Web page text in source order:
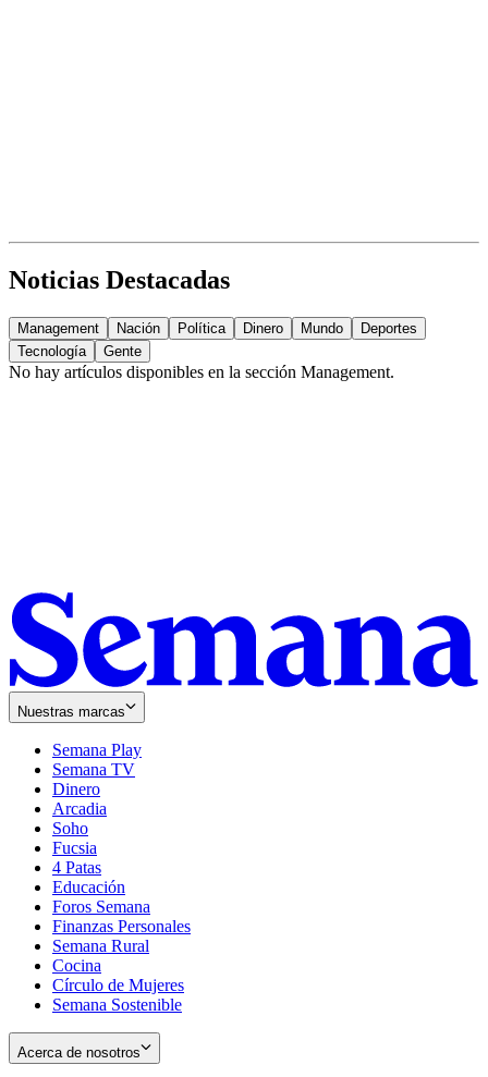
Noticias Destacadas
Management Nación Política Dinero Mundo
Deportes
Tecnología
Gente
No hay artículos disponibles en la sección Management.
Nuestras marcas
Semana Play
Semana TV
Dinero
Arcadia
Soho
in
new
window
Fucsia
in
new
window
4 Patas
Educación
Foros Semana
Finanzas Personales
Semana Rural
Cocina
Círculo de Mujeres
Semana Sostenible
Acerca de nosotros